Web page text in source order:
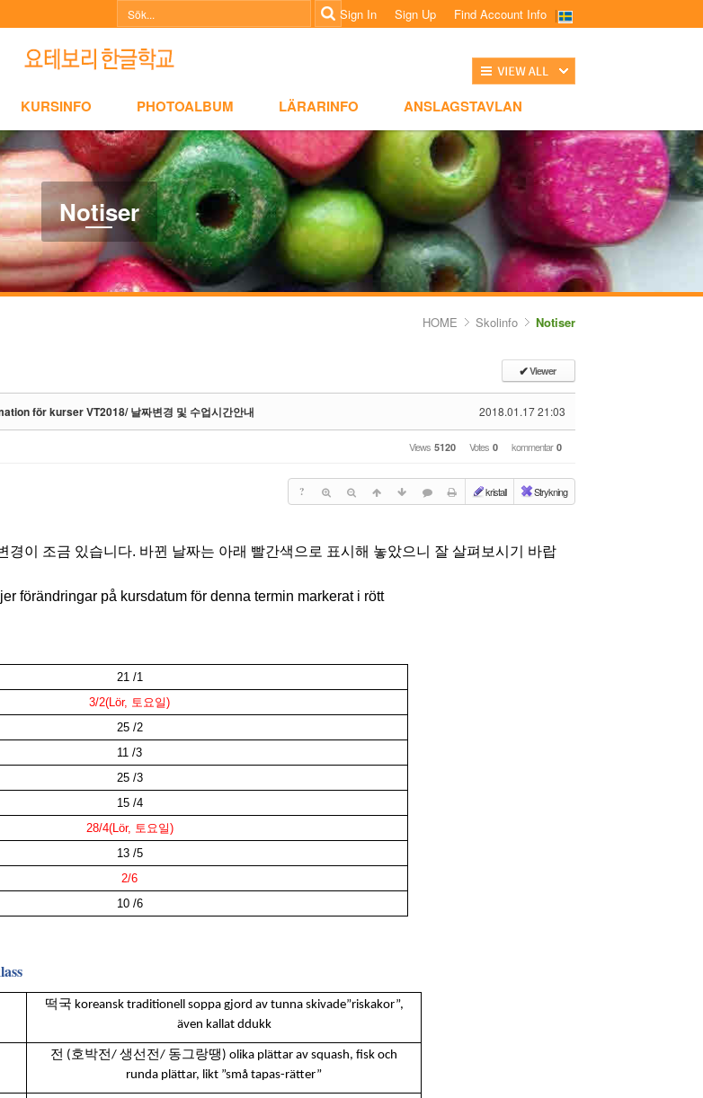
Sign In
Sign Up Find Account Info
KURSINFO PHOTOALBUM LÄRARINFO ANSLAGSTAVLAN
ANSLAGSTAVLAN
Notiser
HOME Skolinfo Notiser
✔Viewer
2018.01.17 21:03
för kurser VT2018/ 날짜변경 및 수업시간안내
Views 5120 Votes 0 kommentar 0
? kristall Strykning
경이 조금 있습니다. 바뀐 날짜는 아래 빨간색으로 표시해 놓았으니 잘 살펴보시기 바랍
förändringar på kursdatum för denna termin markerat i rött
21 /1
3/2(Lör, 토요일)
25 /2
11 /3
25 /3
15 /4
28/4(Lör, 토요일)
13 /5
2/6
10 /6
떡국 koreansk traditionell soppa gjord av tunna skivade”riskakor”,
även kallat ddukk
전 (호박전/ 생선전/ 동그랑땡 ) olika plättar av squash, fisk och
runda plättar, likt ”små tapas-rätter”